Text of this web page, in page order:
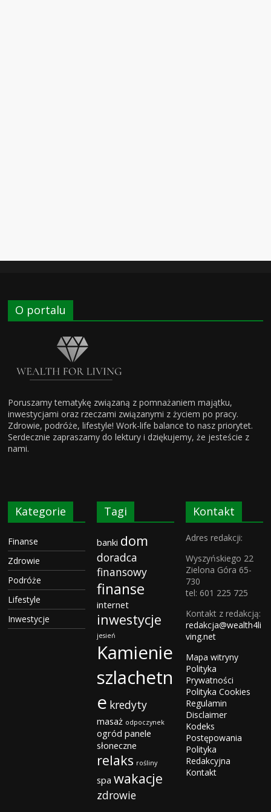
O portalu
Poruszamy tematykę związaną z pomnażaniem majątku,
inwestycjami oraz rzeczami związanymi z życiem po pracy.
Zdrowie, podróże, lifestyle! Work-life balance to nasz priorytet.
Serdecznie zapraszamy do lektury i dziękujemy, że jesteście z
nami.
Kategorie
Finanse
Zdrowie
Podróże
Lifestyle
Inwestycje
Tagi
banki dom
doradca
finansowy
finanse
internet
inwestycje
jesień
Kamienie
szlachetn
e kredyty
masaż odpoczynek
ogród panele
słoneczne
relaks rośliny
spa wakacje
zdrowie
Kontakt
Adres redakcji:
Wyszyńskiego 22
Zielona Góra 65-
730
tel: 601 225 725
Kontakt z redakcją:
redakcja@wealth4li
ving.net
Mapa witryny
Polityka
Prywatności
Polityka Cookies
Regulamin
Disclaimer
Kodeks
Postępowania
Polityka
Redakcyjna
Kontakt